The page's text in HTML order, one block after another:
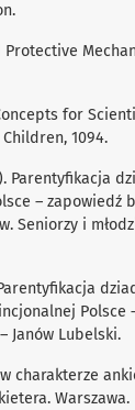
for
1094.
Parentyﬁkacja
– zapowiedź
Seniorzy i
Polsce
Janów Lubelski.
charakterze
Warszawa.